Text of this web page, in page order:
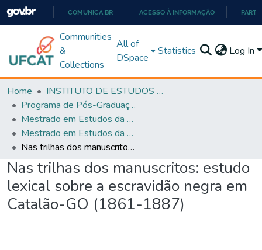
PARA
O
COMUNICA BR ACESSO À INFORMAÇÃO
Communities
&
Collections
All of
DSpace
Statistics Log In
Home
INSTITUTO DE ESTUDOS DA LINGUAGEM
Programa de Pós-Graduação em Estudos da Linguagem (PPGEL)
Mestrado em Estudos da Linguagem - PPGEL
Mestrado em Estudos da Linguagem - PPGEL
Nas trilhas dos manuscritos: estudo lexical sobre a escravidão negra em Catalão-GO (1861-1887)
Nas trilhas dos manuscritos: estudo
lexical sobre a escravidão negra em
Catalão-GO (1861-1887)